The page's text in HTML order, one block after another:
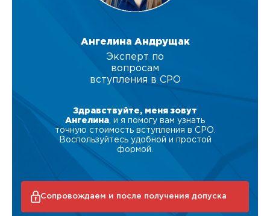
Ангелина Андрущак
Эксперт по
вопросам
вступления в СРО
Здравствуйте, меня зовут
Ангелина , и я помогу вам узнать
точную стоимость вступления в СРО.
Воспользуйтесь удобной и простой
формой.
Сопровождаем и после получения допуска